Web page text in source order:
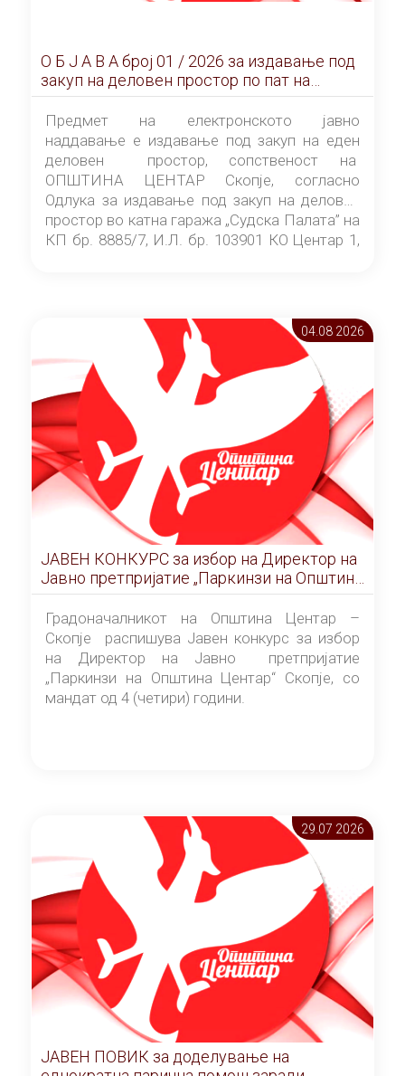
О Б Ј А В А брoj 01 / 2026 за издавање под
закуп на деловен простор по пат на
ЕЛЕКТРОНСКО ЈАВНО НАДДАВАЊЕ
Предмет на електронското јавно
наддавање е издавање под закуп на еден
деловен простор, сопственост на
ОПШТИНА ЦЕНТАР Скопје, согласно
Одлука за издавање под закуп на деловен
простор во катна гаража „Судска Палата” на
КП бр. 8885/7, И.Л. бр. 103901 КО Центар 1,
Скопје” број 9/2026), за времетраење од 3
(три) години од денот на потпишувањето на
Договорот за закуп со најповолниот
понудувач.
04.08 2026
ЈАВЕН КОНКУРС за избор на Директор на
Јавно претпријатие „Паркинзи на Општина
Центар“ – Скопје
Градоначалникот на Општина Центар –
Скопје распишува Јавен конкурс за избор
на Директор на Јавно претпријатие
„Паркинзи на Општина Центар“ Скопје, со
мандат од 4 (четири) години.
29.07 2026
ЈАВЕН ПОВИК за доделување на